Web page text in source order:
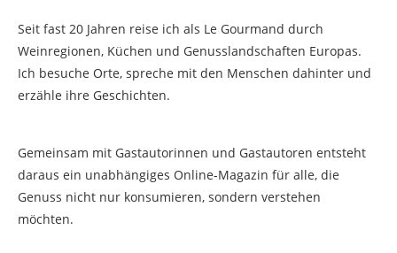
Seit fast 20 Jahren reise ich als Le Gourmand durch
Weinregionen, Küchen und Genusslandschaften Europas.
Ich besuche Orte, spreche mit den Menschen dahinter und
erzähle ihre Geschichten.
Gemeinsam mit Gastautorinnen und Gastautoren entsteht
daraus ein unabhängiges Online-Magazin für alle, die
Genuss nicht nur konsumieren, sondern verstehen
möchten.